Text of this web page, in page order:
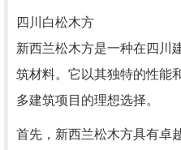
四川白松木方
新西兰松木方是一种在四川
筑材料。它以其独特的性能
多建筑项目的理想选择。
首先，新西兰松木方具有卓